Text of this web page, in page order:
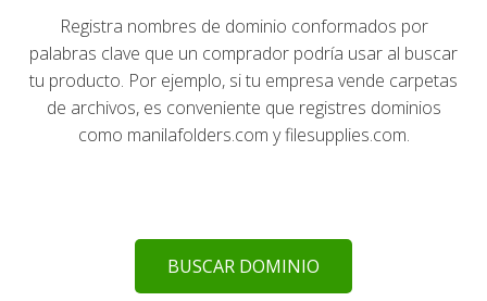
Registra nombres de dominio conformados por
palabras clave que un comprador podría usar al buscar
tu producto. Por ejemplo, si tu empresa vende carpetas
de archivos, es conveniente que registres dominios
como manilafolders.com y filesupplies.com.
BUSCAR DOMINIO